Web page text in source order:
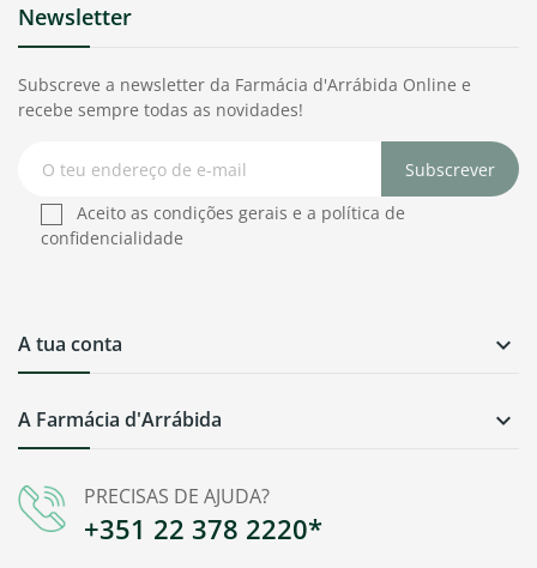
PRECISAS DE AJUDA?
+351 22 378 2220*
A Farmácia d'Arrábida 
A tua conta 
Newsletter
Subscreve a newsletter da Farmácia d'Arrábida Online e
recebe sempre todas as novidades!
Subscrever
Aceito as condições gerais e a política de
confidencialidade